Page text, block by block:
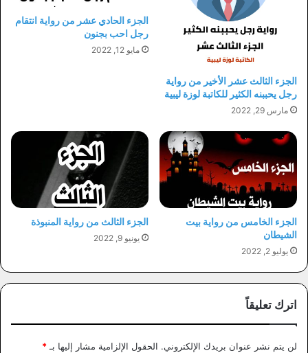
الجزء الثالث عشر الأخير من رواية
رجل يحببنه الكثير للكاتبة لوزة ليبية
مارس 29, 2022
الجزء الحادي عشر من رواية انتقام
رجل احب بجنون
مايو 12, 2022
الجزء الخامس من رواية بيت
الشيطان
يوليو 2, 2022
الجزء الثالث من رواية المنبوذة
يونيو 9, 2022
اترك تعليقاً
لن يتم نشر عنوان بريدك الإلكتروني. الحقول الإلزامية مشار إليها بـ*